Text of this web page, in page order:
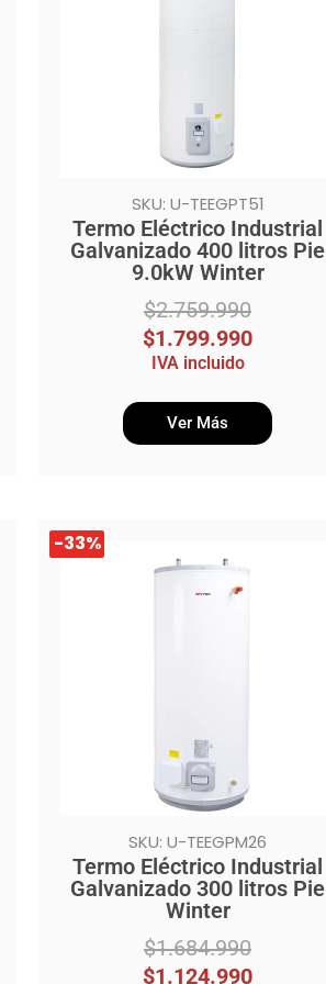
SKU: U-TEEGPT51
Termo Eléctrico Industrial
Galvanizado 400 litros Pie
9.0kW Winter
$2.759.990
$1.799.990
IVA incluido
Ver Más
-33%
-33%
SKU: U-TEEGPM26
Termo Eléctrico Industrial
Galvanizado 300 litros Pie
Winter
$1.684.990
El
precio
$1.124.990
El
precio